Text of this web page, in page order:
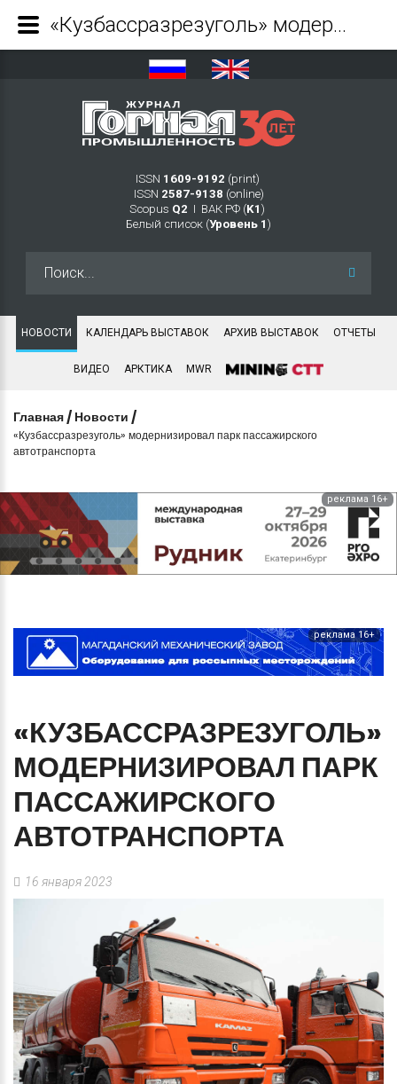
ISSN 1609-9192 (print)
ISSN 2587-9138 (online)
Scopus Q2 Ι ВАК РФ (K1 )
Белый список (Уровень 1 )
НОВОСТИ КАЛЕНДАРЬ ВЫСТАВОК АРХИВ ВЫСТАВОК ОТЧЕТЫ
ВИДЕО АРКТИКА MWR
Главная / Новости /
«Кузбассразрезуголь» модернизировал парк пассажирского
автотранспорта
реклама 16+
реклама 16+
«КУЗБАССРАЗРЕЗУГОЛЬ»
МОДЕРНИЗИРОВАЛ ПАРК
ПАССАЖИРСКОГО
АВТОТРАНСПОРТА
16 января 2023
«Кузбассразрезуголь» модернизировал парк пассажирского автотранспорта - Журнал Горная промышленность